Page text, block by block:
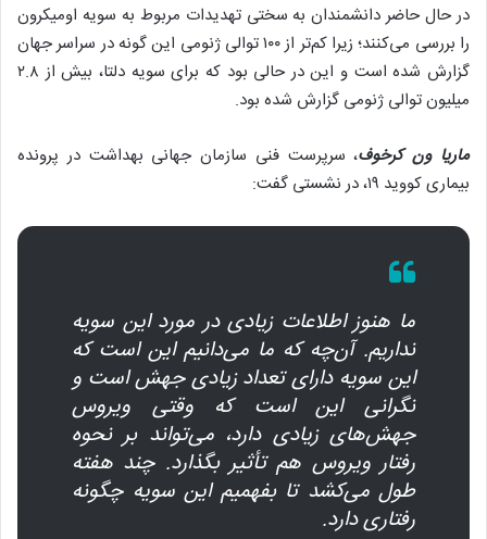
در حال حاضر دانشمندان به سختی تهدیدات مربوط به سویه اومیکرون
را بررسی می‌کنند؛ زیرا کم‌تر از ۱۰۰ توالی ژنومی این گونه در سراسر جهان
گزارش شده است و این در حالی بود که برای سویه دلتا، بیش از ۲.۸
میلیون توالی ژنومی گزارش شده بود.
ماریا ون کرخوف، سرپرست فنی سازمان جهانی بهداشت در پرونده
بیماری کووید ۱۹، در نشستی گفت:
ما هنوز اطلاعات زیادی در مورد این سویه
نداریم. آن‌چه که ما می‌دانیم این است که
این سویه دارای تعداد زیادی جهش است و
نگرانی این است که وقتی ویروس
جهش‌های زیادی دارد، می‌تواند بر نحوه
رفتار ویروس هم تأثیر بگذارد. چند هفته
طول می‌کشد تا بفهمیم این سویه چگونه
رفتاری دارد.